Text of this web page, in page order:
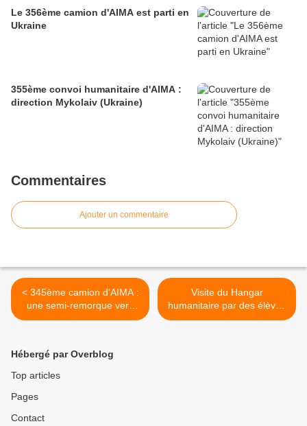
Le 356ème camion d'AIMA est parti en
Ukraine
355ème convoi humanitaire d'AIMA :
direction Mykolaiv (Ukraine)
Commentaires
Ajouter un commentaire
< 345ème camion d'AIMA :
une semi-remorque vers
l'Albanie
Visite du Hangar
humanitaire par des élèves
de la Maison Familiale et
Hébergé par Overblog
Top articles
Pages
Contact